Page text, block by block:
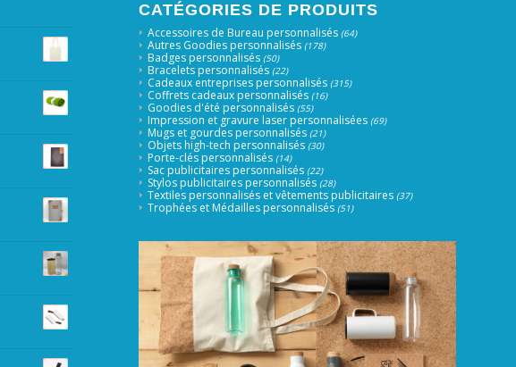
CATÉGORIES DE PRODUITS
Accessoires de Bureau personnalisés (64)
Autres Goodies personnalisés (178)
Badges personnalisés (50)
Bracelets personnalisés (22)
Cadeaux entreprises personnalisés (315)
Coffrets cadeaux personnalisés (16)
Goodies d'été personnalisés (55)
Impression et gravure laser personnalisées (69)
Mugs et gourdes personnalisés (21)
Objets high-tech personnalisés (30)
Porte-clés personnalisés (14)
Sac publicitaires personnalisés (22)
Stylos publicitaires personnalisés (28)
Textiles personnalisés et vêtements publicitaires (37)
Trophées et Médailles personnalisés (51)